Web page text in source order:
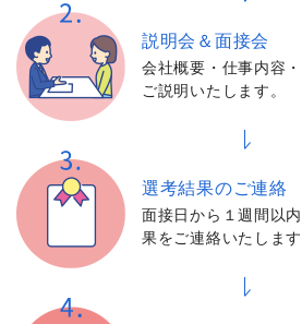
説明会＆面接会
会社概要・仕事内容
ご説明いたします。
選考結果のご連絡
面接日から１週間以
果をご連絡いたします